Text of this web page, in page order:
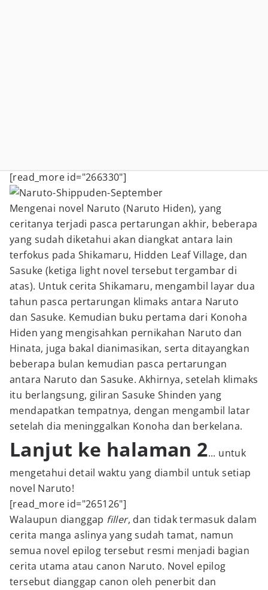
[read_more id="266330"]
Mengenai novel Naruto (Naruto Hiden), yang
ceritanya terjadi pasca pertarungan akhir, beberapa
yang sudah diketahui akan diangkat antara lain
terfokus pada Shikamaru, Hidden Leaf Village, dan
Sasuke (ketiga light novel tersebut tergambar di
atas). Untuk cerita Shikamaru, mengambil layar dua
tahun pasca pertarungan klimaks antara Naruto
dan Sasuke. Kemudian buku pertama dari Konoha
Hiden yang mengisahkan pernikahan Naruto dan
Hinata, juga bakal dianimasikan, serta ditayangkan
beberapa bulan kemudian pasca pertarungan
antara Naruto dan Sasuke. Akhirnya, setelah klimaks
itu berlangsung, giliran Sasuke Shinden yang
mendapatkan tempatnya, dengan mengambil latar
setelah dia meninggalkan Konoha dan berkelana.
Lanjut ke halaman 2... untuk
mengetahui detail waktu yang diambil untuk setiap
novel Naruto!
[read_more id="265126"]
Walaupun dianggap filler, dan tidak termasuk dalam
cerita manga aslinya yang sudah tamat, namun
semua novel epilog tersebut resmi menjadi bagian
cerita utama atau canon Naruto. Novel epilog
tersebut dianggap canon oleh penerbit dan